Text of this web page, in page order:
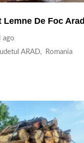
Lemne De Foc Arad
ago
ARAD, Romania